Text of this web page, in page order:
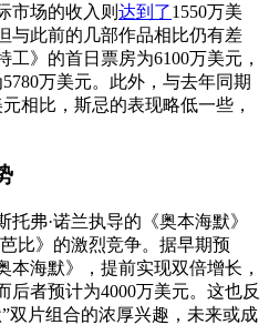
市场的收入则 达到了1550万美
与此前的几部作品相比仍有差
》的首日票房为6100万美元，
万美元。此外，与去年同期
相比，斯忌的表现略低一些，
弗·诺兰执导的《奥本海默》
比》的激烈竞争。据早期预
本海默》，提前实现双倍增长，
后者预计为4000万美元。这也反
双片组合的浓厚兴趣，未来或成